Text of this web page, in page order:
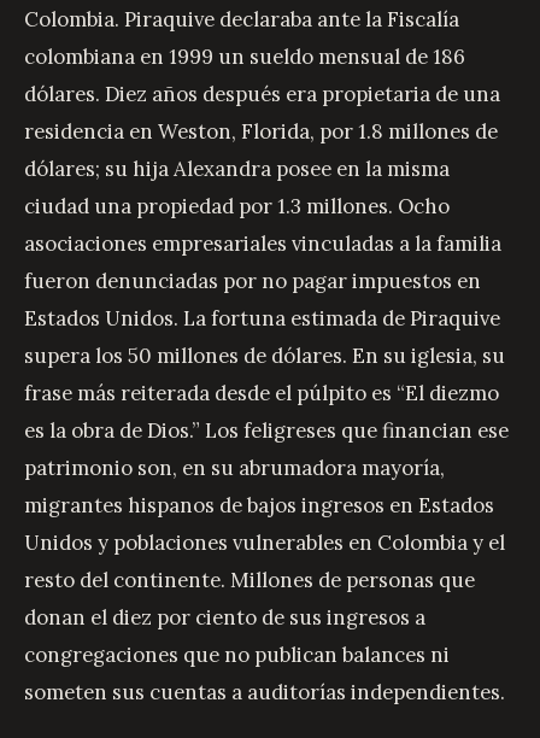
Colombia. Piraquive declaraba ante la Fiscalía
colombiana en 1999 un sueldo mensual de 186
dólares. Diez años después era propietaria de una
residencia en Weston, Florida, por 1.8 millones de
dólares; su hija Alexandra posee en la misma
ciudad una propiedad por 1.3 millones. Ocho
asociaciones empresariales vinculadas a la familia
fueron denunciadas por no pagar impuestos en
Estados Unidos. La fortuna estimada de Piraquive
supera los 50 millones de dólares. En su iglesia, su
frase más reiterada desde el púlpito es “El diezmo
es la obra de Dios.” Los feligreses que financian ese
patrimonio son, en su abrumadora mayoría,
migrantes hispanos de bajos ingresos en Estados
Unidos y poblaciones vulnerables en Colombia y el
resto del continente. Millones de personas que
donan el diez por ciento de sus ingresos a
congregaciones que no publican balances ni
someten sus cuentas a auditorías independientes.